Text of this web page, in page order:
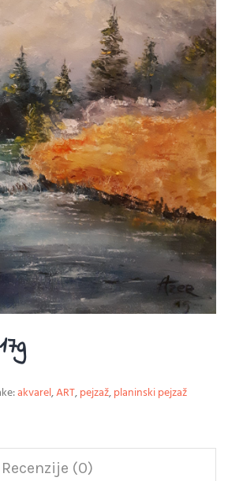
akvarel,ART,pejzaž,planinski pejzaž
Recenzije (0)